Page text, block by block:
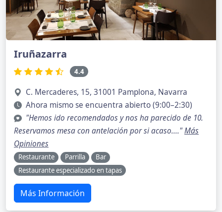
Iruñazarra
4.4
C. Mercaderes, 15, 31001 Pamplona, Navarra
Ahora mismo se encuentra abierto (9:00–2:30)
"Hemos ido recomendados y nos ha parecido de 10.
Reservamos mesa con antelación por si acaso...."Más
Opiniones
Restaurante Parrilla
Bar
Restaurante especializado en tapas
Más Información